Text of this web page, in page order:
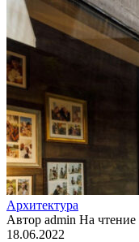
Архитектура
Автор admin На чтение
18.06.2022